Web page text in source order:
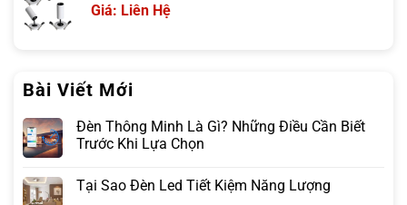
Giá: Liên Hệ
Bài Viết Mới
Đèn Thông Minh Là Gì? Những Điều Cần Biết
Trước Khi Lựa Chọn
Tại Sao Đèn Led Tiết Kiệm Năng Lượng